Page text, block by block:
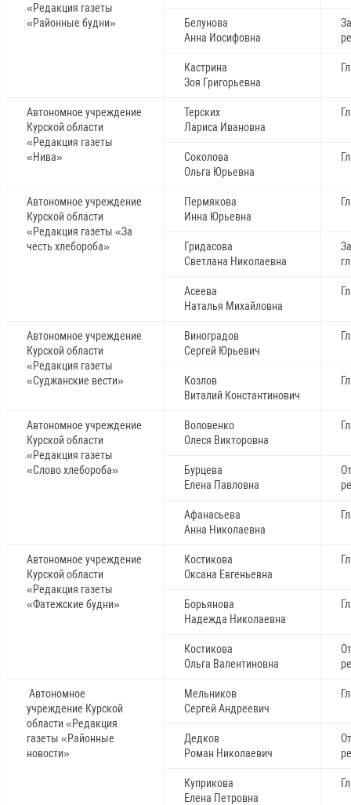
«Редакция газеты
«Районные будни»
Белунова
Анна Иосифовна
Кастрина
Зоя Григорьевна
Автономное учреждение
Курской области
«Редакция газеты
«Нива»
Терских
Лариса Ивановна
Соколова
Ольга Юрьевна
Автономное учреждение
Курской области
«Редакция газеты «За
честь хлебороба»
Пермякова
Инна Юрьевна
Гридасова
Светлана Николаевна
Асеева
Наталья Михайловна
Автономное учреждение
Курской области
«Редакция газеты
«Суджанские вести»
Виноградов
Сергей Юрьевич
Козлов
Виталий Константинович
Автономное учреждение
Курской области
«Редакция газеты
«Слово хлебороба»
Воловенко
Олеся Викторовна
Бурцева
Елена Павловна
Афанасьева
Анна Николаевна
Автономное учреждение
Курской области
«Редакция газеты
«Фатежские будни»
Костикова
Оксана Евгеньевна
Борьянова
Надежда Николаевна
Костикова
Ольга Валентиновна
Автономное
учреждение Курской
области «Редакция
газеты «Районные
новости»
Мельников
Сергей Андреевич
Дедков
Роман Николаевич
Куприкова
Елена Петровна